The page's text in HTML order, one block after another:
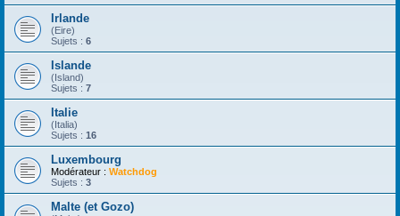
Irlande
(Eire)
Sujets : 6
Islande
(Island)
Sujets : 7
Italie
(Italia)
Sujets : 16
Luxembourg
Modérateur : Watchdog
Sujets : 3
Malte (et Gozo)